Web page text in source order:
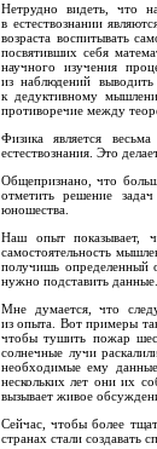
Нетрудно видеть, что
в естествознании
возраста воспитывать
посвятивших себя
научного изучения
из наблюдений
к дедуктивному
противоречие между
Физика является
естествознания. Это
Общепризнано, что
отметить решение
юношества.
Наш опыт показывает,
самостоятельность
получишь определенный
нужно подставить данные.
Мне думается, что
из опыта. Вот примеры
чтобы тушить пожар
солнечные лучи
необходимые ему
нескольких лет они их
вызывает живое
Сейчас, чтобы более
странах стали создавать